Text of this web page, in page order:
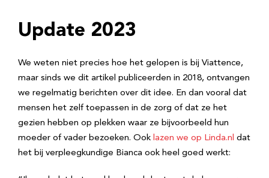
Update 2023
We weten niet precies hoe het gelopen is bij Viattence,
maar sinds we dit artikel publiceerden in 2018, ontvangen
we regelmatig berichten over dit idee. En dan vooral dat
mensen het zelf toepassen in de zorg of dat ze het
gezien hebben op plekken waar ze bijvoorbeeld hun
moeder of vader bezoeken. Ook lazen we op Linda.nl dat
het bij verpleegkundige Bianca ook heel goed werkt: